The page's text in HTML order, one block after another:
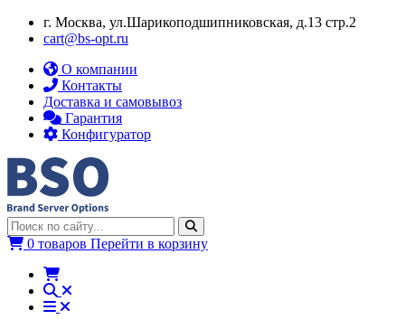
г. Москва, ул.​​Шарикоподшипниковская, д.13 стр.2
cart@bs-opt.ru
О компании
Контакты
Доставка и самовывоз
Гарантия
Конфигуратор
0 товаров Перейти в корзину